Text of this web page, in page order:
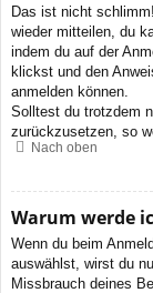
Das ist nicht
wieder mitteilen, du
indem du auf der
klickst und den
anmelden können.
Solltest du trotzdem
zurückzusetzen, so
Nach oben
Warum werde
Wenn du beim
auswählst, wirst du
Missbrauch deines